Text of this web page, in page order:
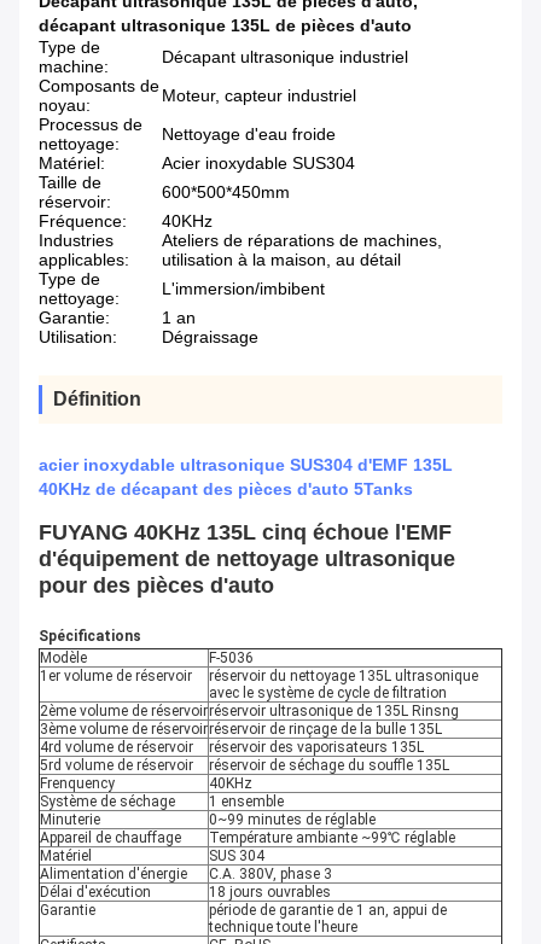
décapant ultrasonique 135L de pièces d'auto
Type de
machine:
Décapant ultrasonique industriel
Composants de
noyau:
Moteur, capteur industriel
Processus de
nettoyage:
Nettoyage d'eau froide
Matériel:
Acier inoxydable SUS304
Taille de
réservoir:
600*500*450mm
Fréquence:
40KHz
Industries
applicables:
Ateliers de réparations de machines,
utilisation à la maison, au détail
Type de
nettoyage:
L'immersion/imbibent
Garantie:
1 an
Utilisation:
Dégraissage
Définition
acier inoxydable ultrasonique SUS304 d'EMF 135L
40KHz de décapant des pièces d'auto 5Tanks
FUYANG 40KHz 135L cinq échoue l'EMF
d'équipement de nettoyage ultrasonique
pour des pièces d'auto
Spécifications
Modèle
F-5036
1er volume de réservoir
réservoir du nettoyage 135L ultrasonique
avec le système de cycle de filtration
2ème volume de réservoirréservoir ultrasonique de 135L Rinsng
3ème volume de réservoirréservoir de rinçage de la bulle 135L
4rd volume de réservoir
réservoir des vaporisateurs 135L
5rd volume de réservoir
réservoir de séchage du souffle 135L
Frenquency
40KHz
Système de séchage
1 ensemble
Minuterie
0~99 minutes de réglable
Appareil de chauffage
Température ambiante ~99℃ réglable
Matériel
SUS 304
Alimentation d'énergie
C.A. 380V, phase 3
Délai d'exécution
18 jours ouvrables
Garantie
période de garantie de 1 an, appui de
technique toute l'heure